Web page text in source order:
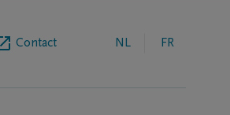
Contact NL FR